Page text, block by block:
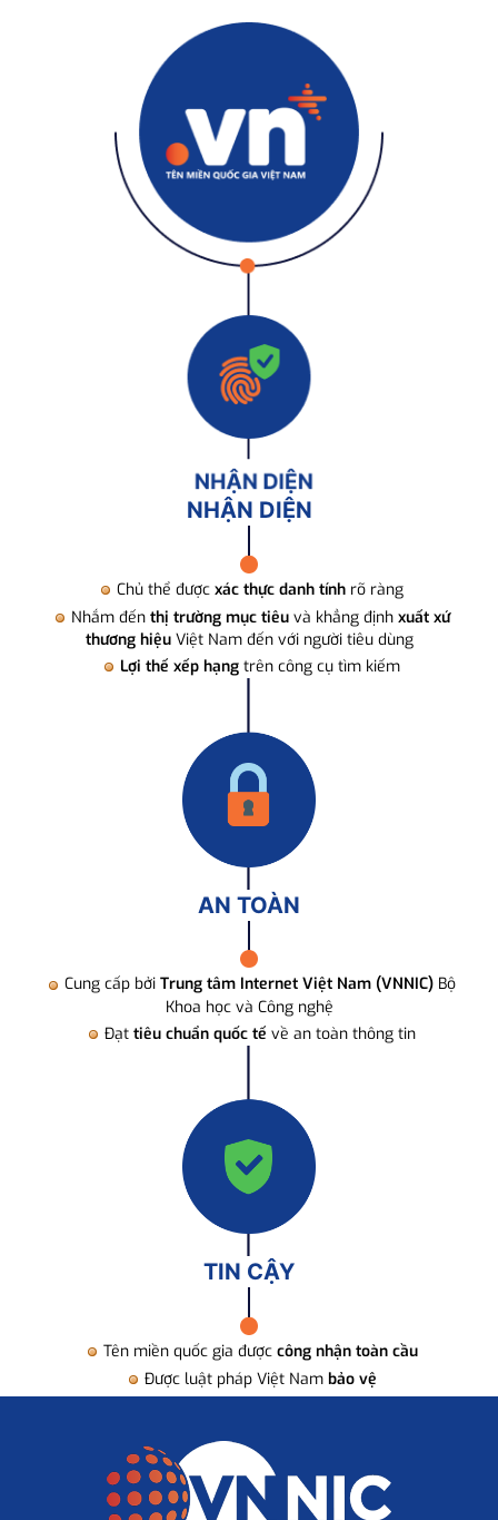
NHẬN DIỆN
Chủ thể được xác thực danh tính rõ ràng
Nhắm đến thị trường mục tiêuvà khẳng định xuất xứ
thương hiệuViệt Nam đến với người tiêu dùng
Lợi thế xếp hạng trên công cụ tìm kiếm
AN TOÀN
Cung cấp bởi Trung tâm Internet Việt Nam (VNNIC) Bộ
Khoa học và Công nghệ
Đạt tiêu chuẩn quốc tế về an toàn thông tin
TIN CẬY
Tên miền quốc gia được công nhận toàn cầu
Được luật pháp Việt Nam bảo vệ